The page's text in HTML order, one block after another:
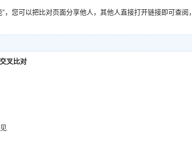
”，您可以把比对页面分享他人，其他人直接打开链接即可查
叉比对